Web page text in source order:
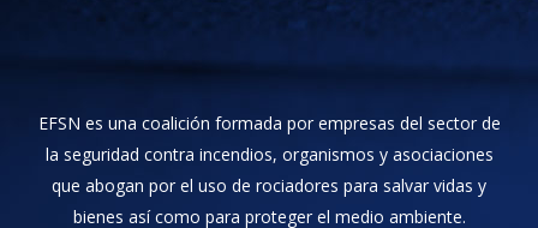
EFSN es una coalición formada por empresas del sector de
la seguridad contra incendios, organismos y asociaciones
que abogan por el uso de rociadores para salvar vidas y
bienes así como para proteger el medio ambiente.